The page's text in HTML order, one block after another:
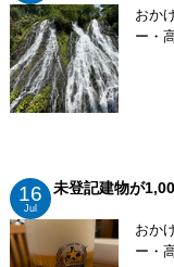
おか
ー・
16
Jul
未登記建物が
おか
ー・